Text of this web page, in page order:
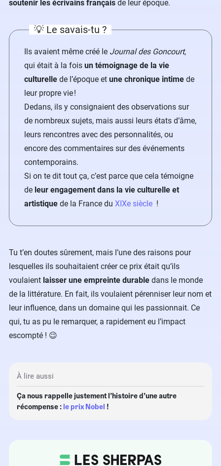
soutenir les écrivains français de leur époque.
💡 Le savais-tu ?
Ils avaient même créé le Journal des Goncourt,
qui était à la fois un témoignage de la vie
culturelle de l’époque et une chronique intime de
leur propre vie !
Dedans, ils y consignaient des observations sur
de nombreux sujets, mais aussi leurs états d’âme,
leurs rencontres avec des personnalités, ou
encore des commentaires sur des événements
contemporains.
Si on te dit tout ça, c’est parce que cela témoigne
de leur engagement dans la vie culturelle et
artistique de la France du XIXe siècle !
Tu t’en doutes sûrement, mais l’une des raisons pour
lesquelles ils souhaitaient créer ce prix était qu’ils
voulaient laisser une empreinte durable dans le monde
de la littérature. En fait, ils voulaient pérenniser leur nom et
leur influence, dans un domaine qui les passionnait. Ce
qui, tu as pu le remarquer, a rapidement eu l’impact
escompté ! 😉
À lire aussi
Ça nous rappelle justement l’histoire d’une autre
récompense : le prix Nobel !